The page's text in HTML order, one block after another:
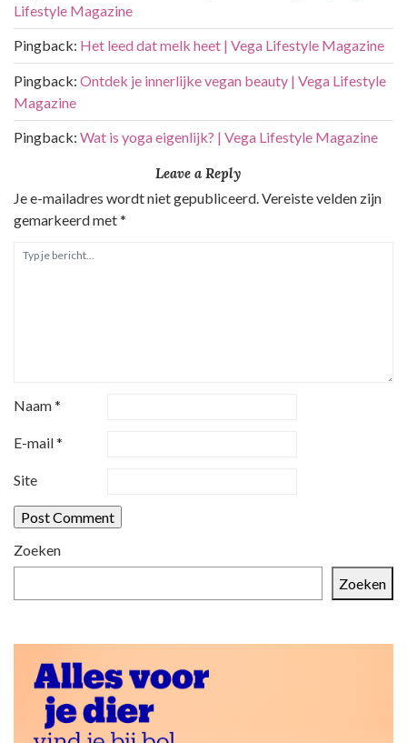
a
t
i
e
Lifestyle Magazine
Pingback: Het leed dat melk heet | Vega Lifestyle Magazine
Pingback: Ontdek je innerlijke vegan beauty | Vega Lifestyle
Magazine
Pingback: Wat is yoga eigenlijk? | Vega Lifestyle Magazine
Leave a Reply
Je e-mailadres wordt niet gepubliceerd.Vereiste velden zijn
gemarkeerd met*
Naam*
E-mail*
Site
Zoeken
Zoeken